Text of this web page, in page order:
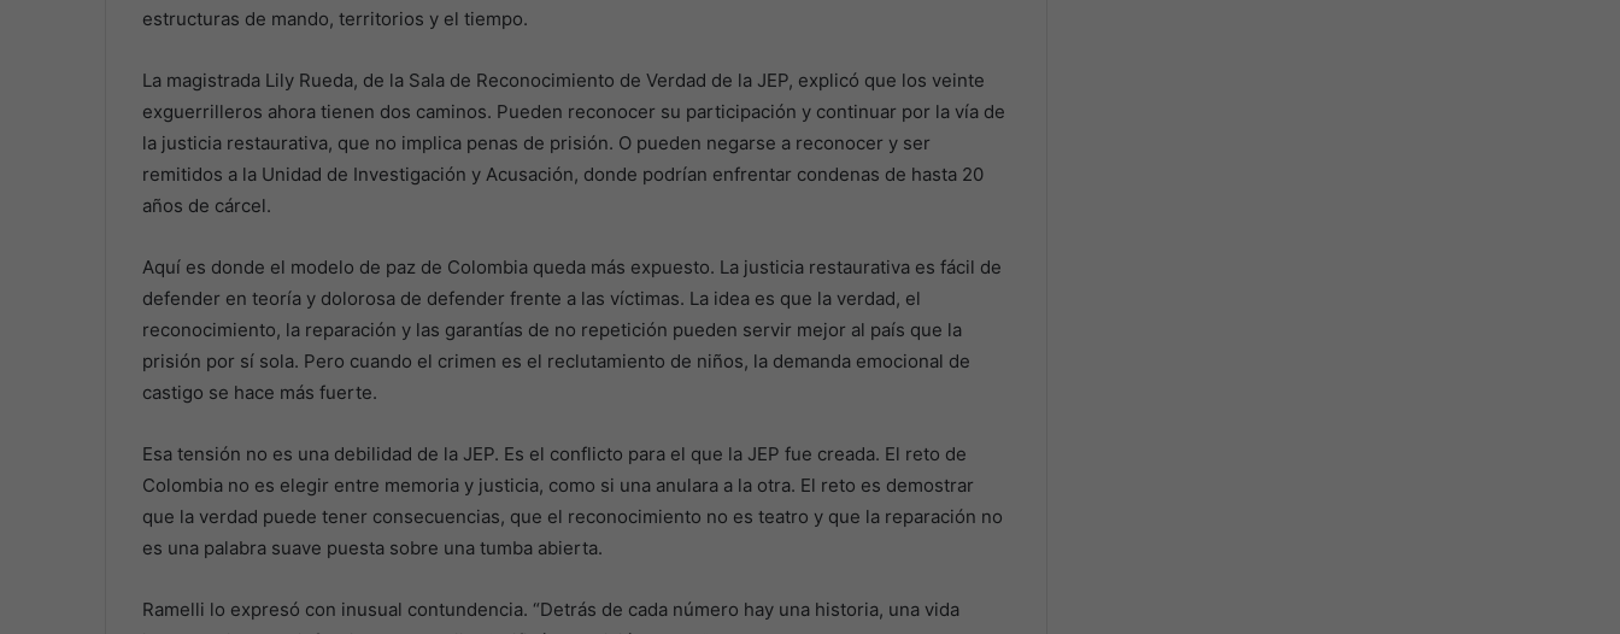
estructuras de mando, territorios y el tiempo.
La magistrada Lily Rueda, de la Sala de Reconocimiento de Verdad de la JEP, explicó que los veinte
exguerrilleros ahora tienen dos caminos. Pueden reconocer su participación y continuar por la vía de
la justicia restaurativa, que no implica penas de prisión. O pueden negarse a reconocer y ser
remitidos a la Unidad de Investigación y Acusación, donde podrían enfrentar condenas de hasta 20
años de cárcel.
Aquí es donde el modelo de paz de Colombia queda más expuesto. La justicia restaurativa es fácil de
defender en teoría y dolorosa de defender frente a las víctimas. La idea es que la verdad, el
reconocimiento, la reparación y las garantías de no repetición pueden servir mejor al país que la
prisión por sí sola. Pero cuando el crimen es el reclutamiento de niños, la demanda emocional de
castigo se hace más fuerte.
Esa tensión no es una debilidad de la JEP. Es el conflicto para el que la JEP fue creada. El reto de
Colombia no es elegir entre memoria y justicia, como si una anulara a la otra. El reto es demostrar
que la verdad puede tener consecuencias, que el reconocimiento no es teatro y que la reparación no
es una palabra suave puesta sobre una tumba abierta.
Ramelli lo expresó con inusual contundencia. “Detrás de cada número hay una historia, una vida